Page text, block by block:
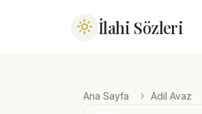
light_mode İlahi Sözleri
Ana Sayfa chevron_right Adil Avaz